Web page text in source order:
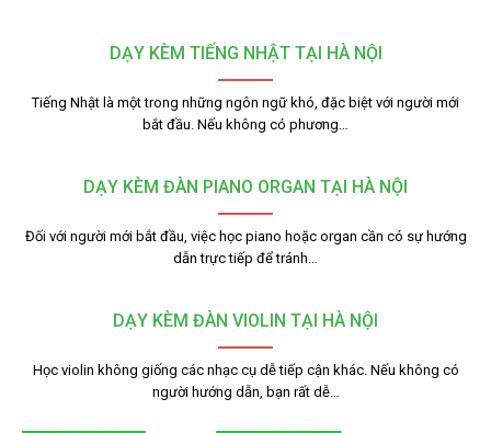
DẠY KÈM TIẾNG NHẬT TẠI HÀ NỘI
Tiếng Nhật là một trong những ngôn ngữ khó, đặc biệt với người mới
bắt đầu. Nếu không có phương…
DẠY KÈM ĐÀN PIANO ORGAN TẠI HÀ NỘI
Đối với người mới bắt đầu, việc học piano hoặc organ cần có sự hướng
dẫn trực tiếp để tránh…
DẠY KÈM ĐÀN VIOLIN TẠI HÀ NỘI
Học violin không giống các nhạc cụ dễ tiếp cận khác. Nếu không có
người hướng dẫn, bạn rất dễ…